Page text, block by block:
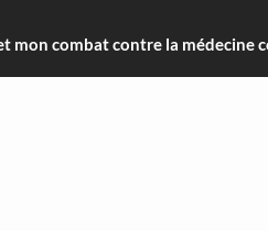
mon combat contre la médecine